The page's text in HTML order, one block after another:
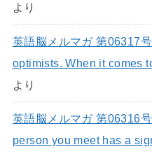
より
英語脳メルマガ 第06317
optimists. When it comes
より
英語脳メルマガ 第06316
person you meet has a